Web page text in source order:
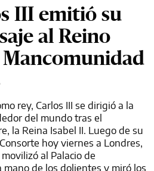
III emitió su
al Reino
rey, Carlos III se dirigió a la
del mundo tras el
la Reina Isabel II. Luego de su
hoy viernes a Londres,
al Palacio de
de los dolientes y miró los